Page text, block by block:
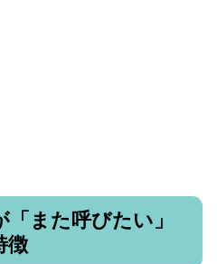
また呼びたい」
徴